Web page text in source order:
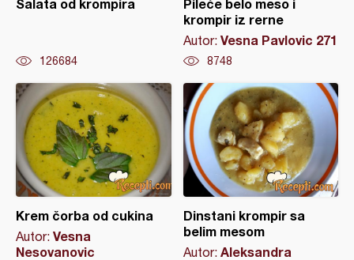
Salata od krompira
126684
Pileće belo meso i
krompir iz rerne
Autor: Vesna Pavlovic 271
8748
Krem čorba od cukina
Autor: Vesna
Nesovanovic
Dinstani krompir sa
belim mesom
Autor: Aleksandra